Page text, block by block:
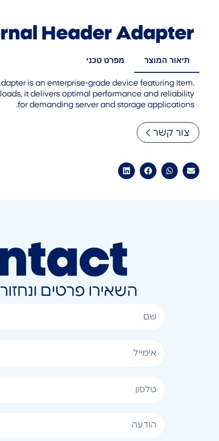
Header Adapter
תיאור המוצר מפרט טכני
is an enterprise-grade device featuring Item.
it delivers optimal performance and reliability
for demanding server and storage applications.
צור קשר
השאירו פרטים